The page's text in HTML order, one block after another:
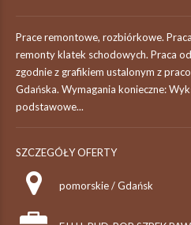
Prace remontowe, rozbiórkowe.
remonty klatek schodowych. Praca
zgodnie z grafikiem ustalonym z
Gdańska. Wymagania konieczne:
podstawowe...
SZCZEGÓŁY OFERTY
pomorskie / Gdańsk